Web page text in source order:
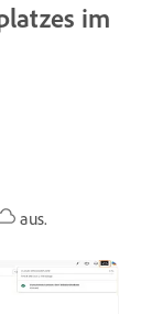
im
aus.